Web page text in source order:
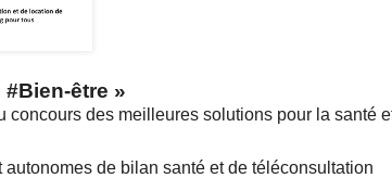
être »
des meilleures solutions pour la santé
de bilan santé et de téléconsultation